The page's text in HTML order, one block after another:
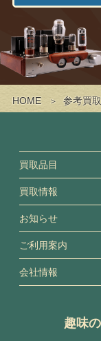
HOME 参考買
買取品目
買取情報
お知らせ
ご利用案内
会社情報
趣味